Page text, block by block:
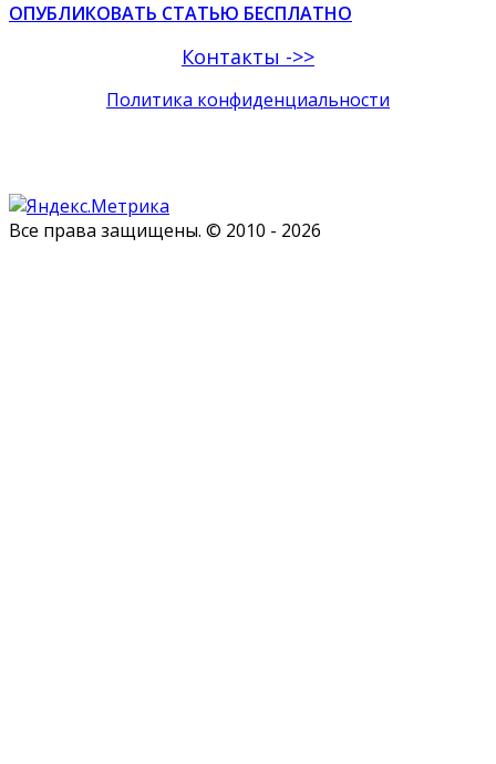
ОПУБЛИКОВАТЬ СТАТЬЮ БЕСПЛАТНО
Контакты ->>
Политика конфиденциальности
Все права защищены. © 2010 - 2026